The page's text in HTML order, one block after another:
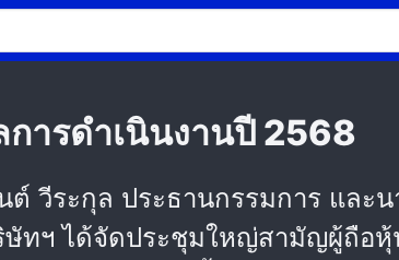
ารดำเนินงานปี 2568
วีระกุล ประธานกรรมการ และน
ทฯ ได้จัดประชุมใหญ่สามัญผู้ถือหุ้